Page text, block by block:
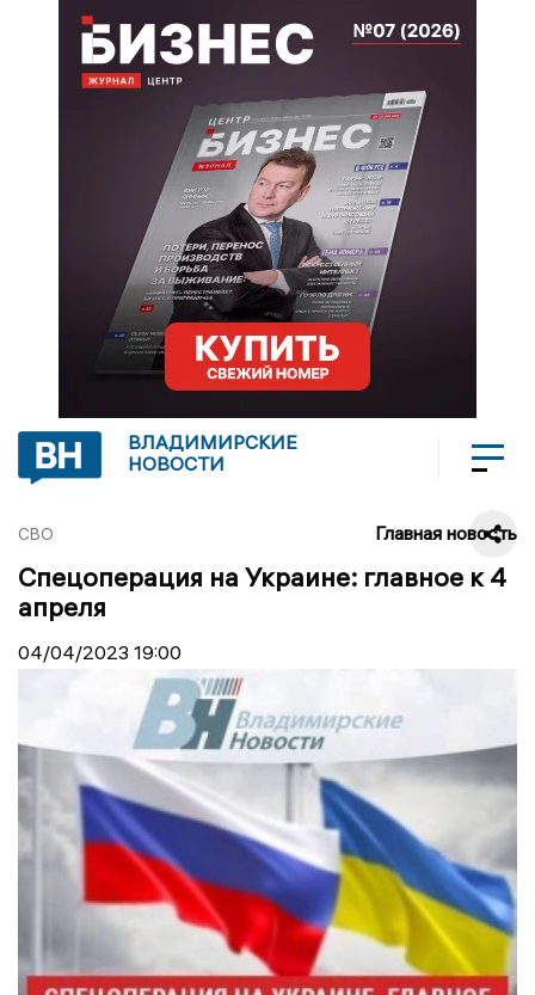
ВЛАДИМИРСКИЕ
НОВОСТИ
СВО Главная новость
Спецоперация на Украине: главное к 4
апреля
04/04/2023 19:00